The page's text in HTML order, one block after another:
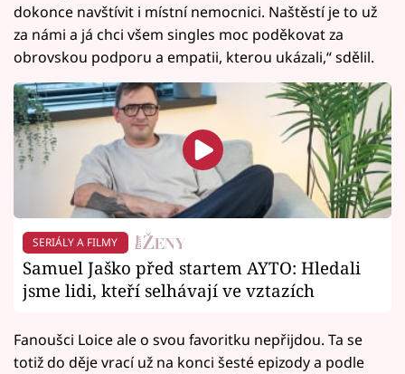
dokonce navštívit i místní nemocnici. Naštěstí je to už
za námi a já chci všem singles moc poděkovat za
obrovskou podporu a empatii, kterou ukázali,“ sdělil.
SERIÁLY A FILMY
Samuel Jaško před startem AYTO: Hledali
jsme lidi, kteří selhávají ve vztazích
Fanoušci Loice ale o svou favoritku nepřijdou. Ta se
totiž do děje vrací už na konci šesté epizody a podle